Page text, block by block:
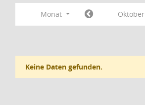
Monat Oktober
Keine Daten gefunden.